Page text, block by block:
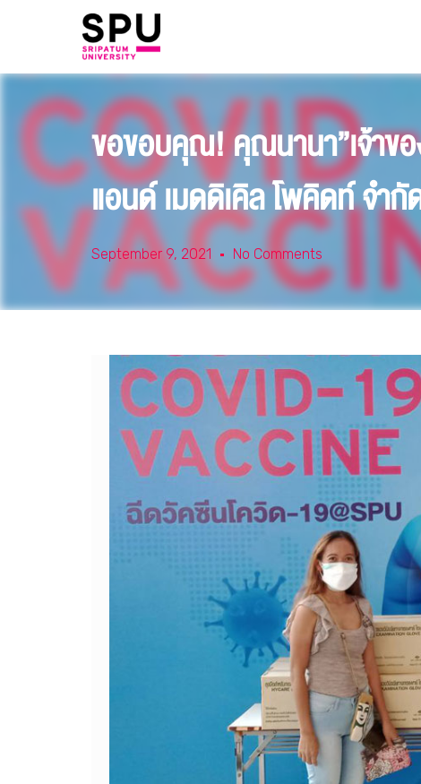
ขอขอบคุณ! คุณนานา”เจ้าขอ
แอนด์ เมดดิเคิล โพคิดท์ จำ
September 9, 2021 No Comments